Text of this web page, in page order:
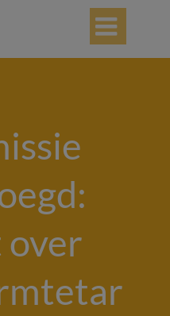

over